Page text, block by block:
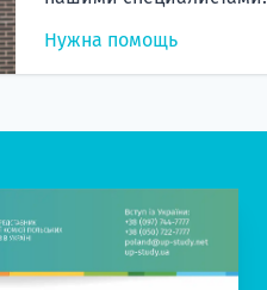
Нужна помощь